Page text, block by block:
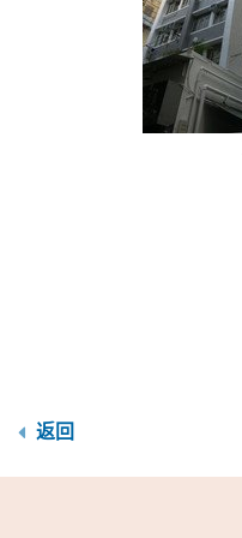
返回